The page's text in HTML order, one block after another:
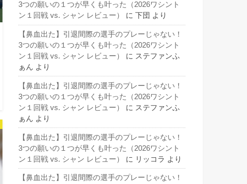
3つの願いの１つが早くも叶った（2026ワシント
ン１回戦 vs. シャン レビュー）
に 下団 より
【鼻血出た】引退間際の選手のプレーじゃない！
3つの願いの１つが早くも叶った（2026ワシント
ン１回戦 vs. シャン レビュー）
に ステファンふ
ぁん より
【鼻血出た】引退間際の選手のプレーじゃない！
3つの願いの１つが早くも叶った（2026ワシント
ン１回戦 vs. シャン レビュー）
に ステファンふ
ぁん より
【鼻血出た】引退間際の選手のプレーじゃない！
3つの願いの１つが早くも叶った（2026ワシント
ン１回戦 vs. シャン レビュー）
に リッコラ より
【鼻血出た】引退間際の選手のプレーじゃない！